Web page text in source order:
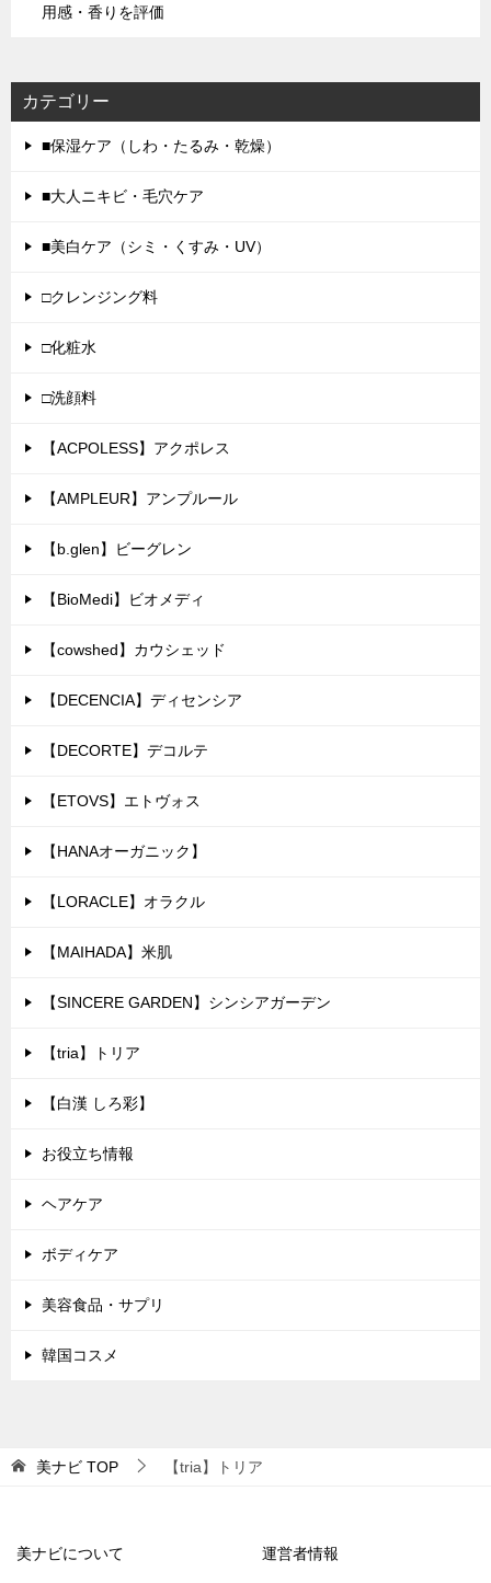
用感・香りを評価
カテゴリー
■保湿ケア（しわ・たるみ・乾燥）
■大人ニキビ・毛穴ケア
■美白ケア（シミ・くすみ・UV）
□クレンジング料
□化粧水
□洗顔料
【ACPOLESS】アクポレス
【AMPLEUR】アンプルール
【b.glen】ビーグレン
【BioMedi】ビオメディ
【cowshed】カウシェッド
【DECENCIA】ディセンシア
【DECORTE】デコルテ
【ETOVS】エトヴォス
【HANAオーガニック】
【LORACLE】オラクル
【MAIHADA】米肌
【SINCERE GARDEN】シンシアガーデン
【tria】トリア
【白漢 しろ彩】
お役立ち情報
ヘアケア
ボディケア
美容食品・サプリ
韓国コスメ
美ナビ TOP 【tria】トリア
美ナビについて 運営者情報